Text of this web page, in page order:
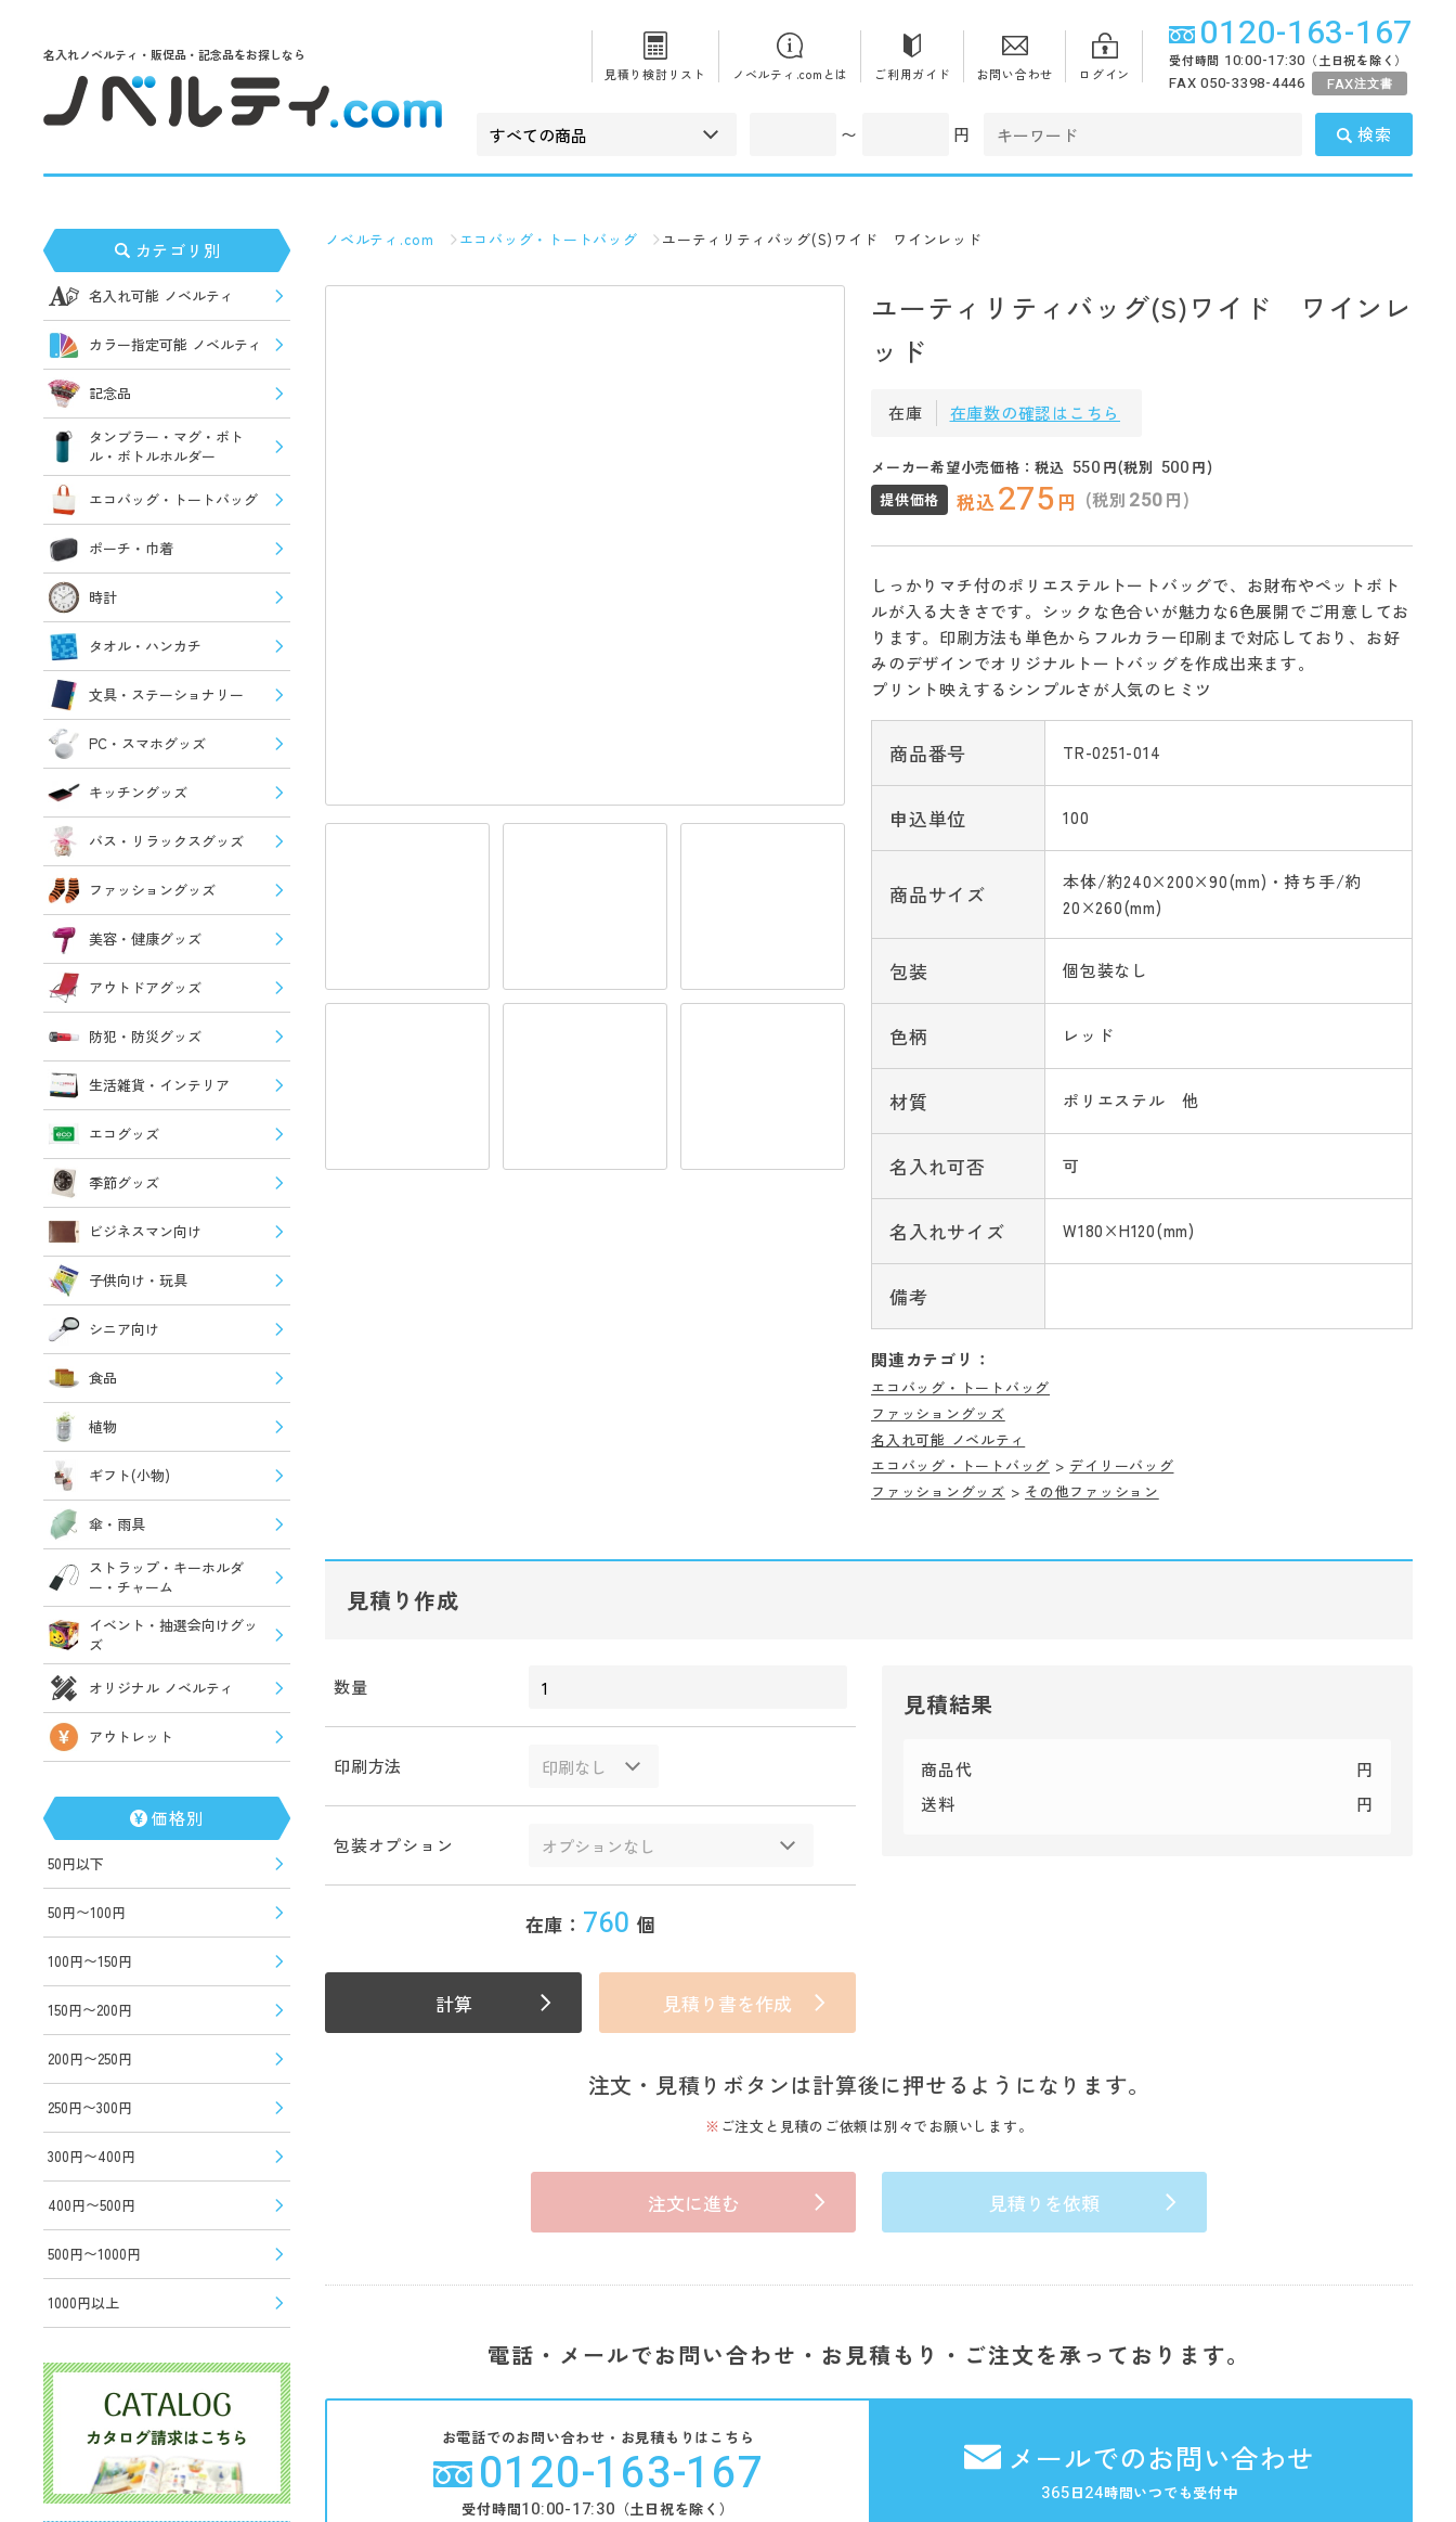
名入れノベルティ・販促品・記念品をお探しなら
見積り検討リスト
ノベルティ.comとは ご利用ガイド お問い合わせ ログイン
0120-163-167
受付時間 10:00-17:30 （土日祝を除く）
FAX 050-3398-4446 FAX注文書
〜 円 検索
カテゴリ別
名入れ可能 ノベルティ
カラー指定可能 ノベルティ
記念品
タンブラー・マグ・ボト
ル・ボトルホルダー
エコバッグ・トートバッグ
ポーチ・巾着
時計
タオル・ハンカチ
文具・ステーショナリー
PC・スマホグッズ
キッチングッズ
バス・リラックスグッズ
ファッショングッズ
美容・健康グッズ
アウトドアグッズ
防犯・防災グッズ
生活雑貨・インテリア
エコグッズ
季節グッズ
ビジネスマン向け
子供向け・玩具
シニア向け
食品
植物
ギフト(小物)
傘・雨具
ストラップ・キーホルダ
ー・チャーム
イベント・抽選会向けグッ
ズ
オリジナル ノベルティ
アウトレット
価格別
50円以下
50円〜100円
100円〜150円
150円〜200円
200円〜250円
250円〜300円
300円〜400円
400円〜500円
500円〜1000円
1000円以上
ノベルティ.com エコバッグ・トートバッグ ユーティリティバッグ(S)ワイド ワインレッド
ユーティリティバッグ(S)ワイド ワインレ
ッド
在庫 在庫数の確認はこちら
メーカー希望小売価格：税込 550 円(税別 500 円)
提供価格
税込275円 (税別 250円)
しっかりマチ付のポリエステルトートバッグで、お財布やペットボト
ルが入る大きさです。シックな色合いが魅力な6色展開でご用意してお
ります。印刷方法も単色からフルカラー印刷まで対応しており、お好
みのデザインでオリジナルトートバッグを作成出来ます。
プリント映えするシンプルさが人気のヒミツ
商品番号 TR-0251-014
申込単位 100
商品サイズ
本体/約240×200×90(mm)・持ち手/約
20×260(mm)
包装 個包装なし
色柄 レッド
材質 ポリエステル 他
名入れ可否 可
名入れサイズ W180×H120(mm)
備考
関連カテゴリ：
エコバッグ・トートバッグ
ファッショングッズ
名入れ可能 ノベルティ
エコバッグ・トートバッグ > デイリーバッグ
ファッショングッズ > その他ファッション
見積り作成
数量
印刷方法
包装オプション
在庫： 760 個
計算 見積り書を作成
見積結果
商品代
円
送料
円
注文・見積りボタンは計算後に押せるようになります。
ご注文と見積のご依頼は別々でお願いします。
注文に進む 見積りを依頼
電話・メールでお問い合わせ・お見積もり・ご注文を承っております。
お電話でのお問い合わせ・お見積もりはこちら
0120-163-167
受付時間10:00-17:30 （土日祝を除く）
メールでのお問い合わせ
365日24時間いつでも受付中